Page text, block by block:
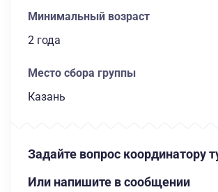
Минимальный возраст
2 года
Место сбора группы
Казань
Задайте вопрос координатору
Или напишите в сообщении